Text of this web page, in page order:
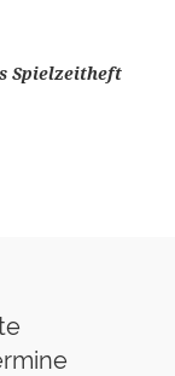
Spielzeitheft